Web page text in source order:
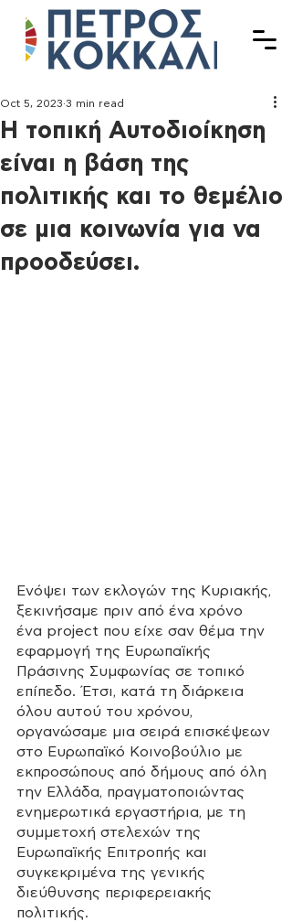
Η τοπική Αυτοδιοίκηση
είναι η βάση της
πολιτικής και το θεμέλιο
σε μια κοινωνία για να
προοδεύσει.
Oct 5, 2023 3 min read
Ενόψει των εκλογών της Κυριακής,
ξεκινήσαμε πριν από ένα χρόνο
ένα project που είχε σαν θέμα την
εφαρμογή της Ευρωπαϊκής
Πράσινης Συμφωνίας σε τοπικό
επίπεδο. Έτσι, κατά τη διάρκεια
όλου αυτού του χρόνου,
οργανώσαμε μια σειρά επισκέψεων
στο Ευρωπαϊκό Κοινοβούλιο με
εκπροσώπους από δήμους από όλη
την Ελλάδα, πραγματοποιώντας
ενημερωτικά εργαστήρια, με τη
συμμετοχή στελεχών της
Ευρωπαϊκής Επιτροπής και
συγκεκριμένα της γενικής
διεύθυνσης περιφερειακής
πολιτικής.